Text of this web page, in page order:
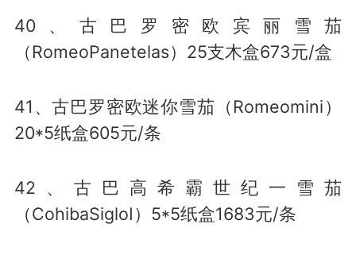
40、古巴罗密欧宾丽雪茄
（RomeoPanetelas）25支木盒673元/盒
41、古巴罗密欧迷你雪茄（Romeomini）
20*5纸盒605元/条
42、古巴高希霸世纪一雪茄
（CohibaSigloI）5*5纸盒1683元/条